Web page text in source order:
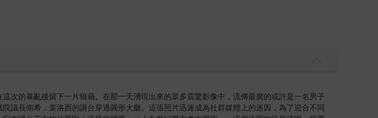
次的暴亂後留下一片狼藉。在那一天湧現出來的眾多震驚影像中，流傳最廣的或許是一名男子
議長南希．裴洛西的講台穿過圓形大廳。這張照片迅速成為社群媒體上的迷因，為了迎合不同